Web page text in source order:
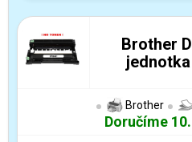
Brother
Brother
Doručíme